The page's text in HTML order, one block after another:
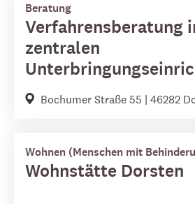
Beratung
Verfahrensberatung
zentralen
Bochumer Straße 55 | 46282
Wohnen (Menschen mit
Wohnstätte Dorsten